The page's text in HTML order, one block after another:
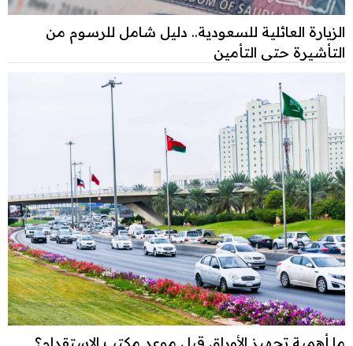
الزيارة العائلية للسعودية.. دليل شامل للرسوم من
التأشيرة حتى التأمين
ما أهمية تجهيز الأوراق قبل موعد مكتب الاستقدام؟